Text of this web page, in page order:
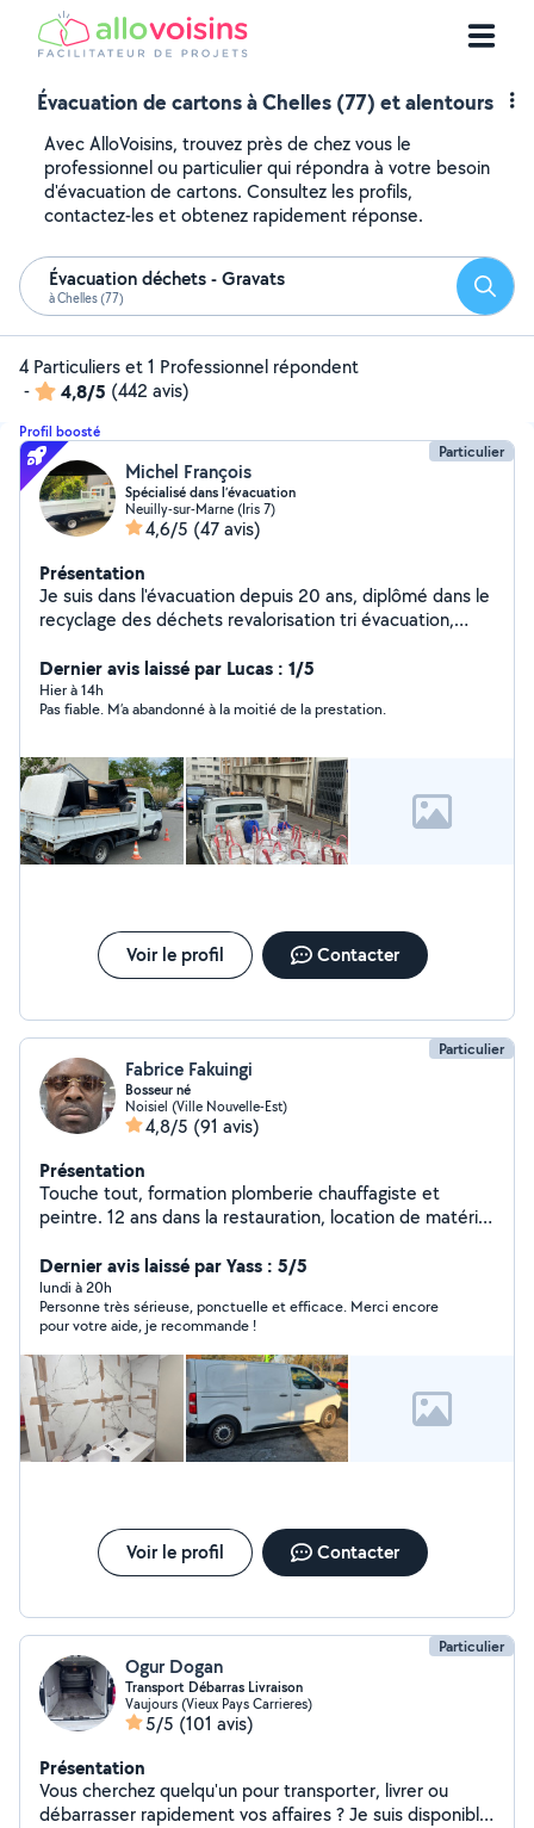
Évacuation de cartons à Chelles (77) et alentours
Avec AlloVoisins, trouvez près de chez vous le
professionnel ou particulier qui répondra à votre besoin
d'évacuation de cartons. Consultez les profils,
contactez-les et obtenez rapidement réponse.
Évacuation déchets - Gravats
à Chelles (77)
4 Particuliers et 1 Professionnel répondent
-
4,8/5 (442 avis)
Profil boosté
Particulier
Michel François
Spécialisé dans l’évacuation
Neuilly-sur-Marne (Iris 7)
4,6/5 (47 avis)
Présentation
Je suis dans l'évacuation depuis 20 ans, diplômé dans le
recyclage des déchets revalorisation tri évacuation,
etc.
Dernier avis laissé par Lucas : 1/5
Hier à 14h
Pas fiable. M’a abandonné à la moitié de la prestation.
Voir le profil Contacter
Particulier
Fabrice Fakuingi
Bosseur né
Noisiel (Ville Nouvelle-Est)
4,8/5 (91 avis)
Présentation
Touche tout, formation plomberie chauffagiste et
peintre. 12 ans dans la restauration, location de matériel
Dernier avis laissé par Yass : 5/5
lundi à 20h
Personne très sérieuse, ponctuelle et efficace. Merci encore
pour votre aide, je recommande !
Voir le profil Contacter
Particulier
Ogur Dogan
Transport Débarras Livraison
Vaujours (Vieux Pays Carrieres)
5/5 (101 avis)
Présentation
Vous cherchez quelqu'un pour transporter, livrer ou
débarrasser rapidement vos affaires ? Je suis disponible